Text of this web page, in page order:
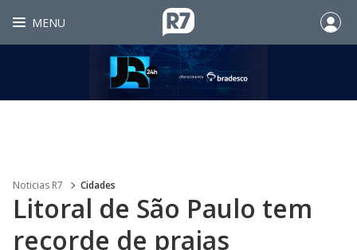
MENU
Noticias R7 Cidades
Litoral de São Paulo tem
recorde de praias